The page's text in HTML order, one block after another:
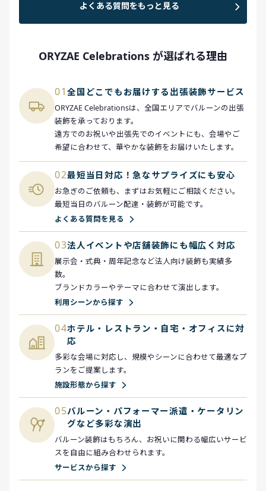
よくある質問をもっと見る
ORYZAE Celebrations が選ばれる理由
01全国どこでもお届けする出張装飾サービス
ORYZAE Celebrationsは、全国エリアでバルーンの出張
装飾を承っております。
遠方でのお祝いや出張先でのイベントにも、会場やご
希望に合わせて、華やかな装飾をお届けいたします。
02最短当日対応！急なサプライズにも安心
お急ぎのご依頼も、まずはお気軽にご相談ください。
最短当日のバルーン配達・装飾が可能です。
よくある質問を見る
03法人イベントや店舗装飾にも幅広く対応
展示会・式典・周年記念など法人向け装飾も実績多
数。
ブランドカラーやテーマに合わせて演出します。
利用シーンから探す
04ホテル・レストラン・自宅・オフィスに対
応
多彩な会場に対応し、規模やシーンに合わせて最適なプ
ランをご提案します。
施設形態から探す
05バルーン・パフォーマー派遣・ケータリン
グなど多彩な演出
バルーン装飾はもちろん、お祝いに関わる幅広いサービ
スを自由に組み合わせられます。
サービスから探す